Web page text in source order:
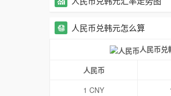
人民币兑韩元怎么算
人民币兑
人民币
1 CNY